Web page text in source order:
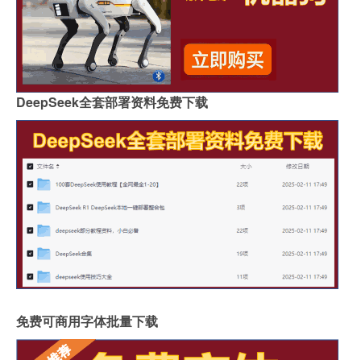
DeepSeek全套部署资料免费下载
免费可商用字体批量下载